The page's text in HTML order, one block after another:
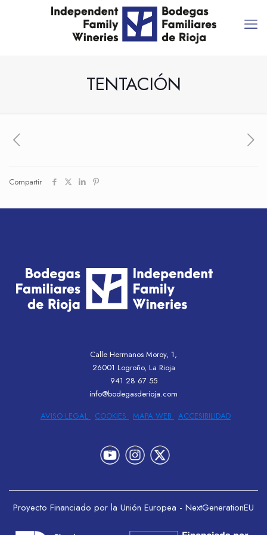
TENTACIÓN
Compartir
Calle Hermanos Moroy, 1,
26001 Logroño, La Rioja
941 28 67 55
info@bodegasderioja.com
AVISO LEGAL
COOKIES MAPA WEB ACCESIBILIDAD
Proyecto Financiado por la Unión Europea - NextGenerationEU